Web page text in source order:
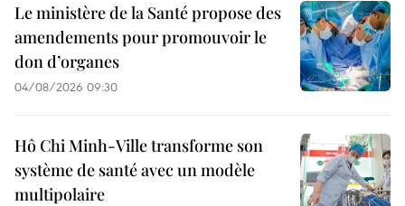
Le ministère de la Santé propose des
amendements pour promouvoir le
don d’organes
04/08/2026 09:30
Hô Chi Minh-Ville transforme son
système de santé avec un modèle
multipolaire